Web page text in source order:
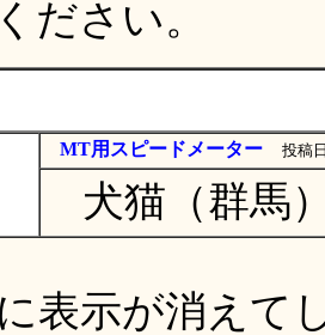
ださい。
MT用スピードメーター 投稿
犬猫（群馬
表示が消えて